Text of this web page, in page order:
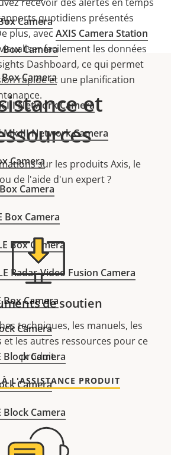
quotidiens présentés
plus, avec AXIS Camera Station
facilement les données
Dashboard, ce qui permet
rapide et une planification
Camera
Box Camera
Box Camera
III Network Camera
Mk III Network Camera
Camera
Camera
Box Camera
Box Camera
Radar-Video Fusion Camera
Box Camera
Camera
Block Camera
Camera
Block Camera
et
sur les produits Axis, le
de l'aide d'un expert ?
de soutien
techniques, les manuels, les
les autres ressources pour ce
produit.
À L'ASSISTANCE PRODUIT